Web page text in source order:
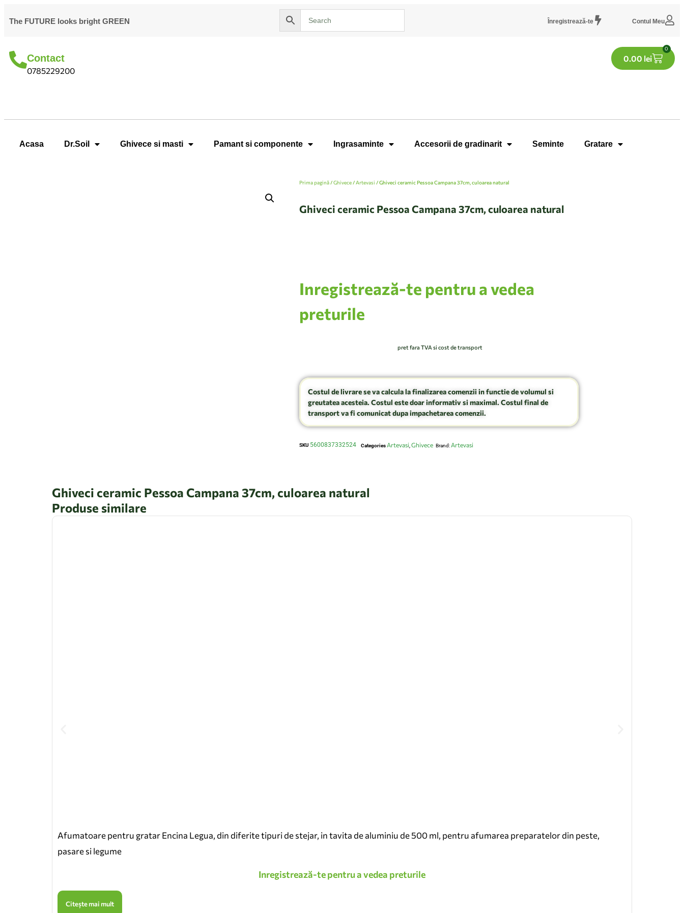
The FUTURE looks bright GREEN Înregistrează-te Contul Meu
Contact
0785229200
0.00 lei
0
Acasa Dr.Soil Ghivece si masti Pamant si componente Ingrasaminte Accesorii de gradinarit Seminte Gratare
Prima pagină/Ghivece/Artevasi / Ghiveci ceramic Pessoa Campana 37cm, culoarea natural
Ghiveci ceramic Pessoa Campana 37cm, culoarea natural
Inregistrează-te pentru a vedea
preturile
pret fara TVA si cost de transport
Costul de livrare se va calcula la finalizarea comenzii in functie de volumul si
greutatea acesteia. Costul este doar informativ si maximal. Costul final de
transport va fi comunicat dupa impachetarea comenzii.
SKU 5600837332524 Categories Artevasi Ghivece Brand: Artevasi
Ghiveci ceramic Pessoa Campana 37cm, culoarea natural
Produse similare
Afumatoare pentru gratar Encina Legua, din diferite tipuri de stejar, in tavita de aluminiu de 500 ml, pentru afumarea preparatelor din peste,
pasare si legume
Inregistrează-te pentru a vedea preturile
Citește mai mult